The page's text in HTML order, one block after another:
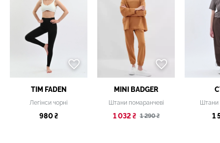
TIM FADEN
Легінси чорні
980 ₴
MINI BADGER
Штани помаранчеві
1 032 ₴ 1 290 ₴
Штани
1